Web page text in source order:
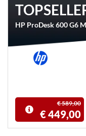
HP ProDesk 600 G6
€ 589,00
€ 449,00